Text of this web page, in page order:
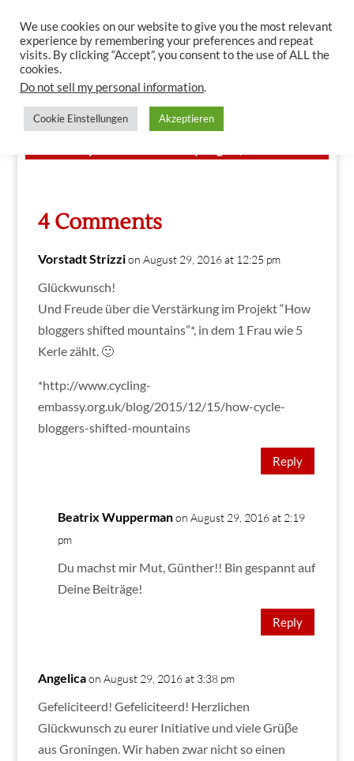
Wir Sind Online!
4 Comments
Vorstadt Strizzi on August 29, 2016 at 12:25 pm
Glückwunsch!
Und Freude über die Verstärkung im Projekt “How
bloggers shifted mountains”*, in dem 1 Frau wie 5
Kerle zählt. 🙂
*http://www.cycling-
embassy.org.uk/blog/2015/12/15/how-cycle-
bloggers-shifted-mountains
Reply
Beatrix Wupperman on August 29, 2016 at 2:19
pm
Du machst mir Mut, Günther!! Bin gespannt auf
Deine Beiträge!
Reply
Angelica on August 29, 2016 at 3:38 pm
Gefeliciteerd! Gefeliciteerd! Herzlichen
Glückwunsch zu eurer Initiative und viele Grüβe
aus Groningen. Wir haben zwar nicht so einen
We use cookies on our website to give you the most relevant
experience by remembering your preferences and repeat
visits. By clicking “Accept”, you consent to the use of ALL the
cookies.
Do not sell my personal information.
Cookie Einstellungen Akzeptieren